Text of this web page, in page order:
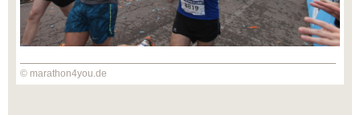
© marathon4you.de